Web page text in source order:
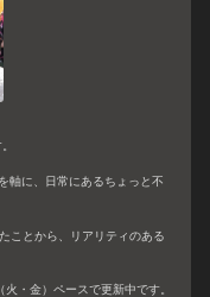
軸に、日常にあるちょっと不
ことから、リアリティのある
・金）ペースで更新中です。